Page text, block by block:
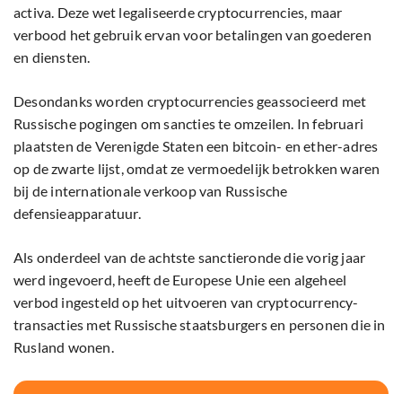
activa. Deze wet legaliseerde cryptocurrencies, maar
verbood het gebruik ervan voor betalingen van goederen
en diensten.
Desondanks worden cryptocurrencies geassocieerd met
Russische pogingen om sancties te omzeilen. In februari
plaatsten de Verenigde Staten een bitcoin- en ether-adres
op de zwarte lijst, omdat ze vermoedelijk betrokken waren
bij de internationale verkoop van Russische
defensieapparatuur.
Als onderdeel van de achtste sanctieronde die vorig jaar
werd ingevoerd, heeft de Europese Unie een algeheel
verbod ingesteld op het uitvoeren van cryptocurrency-
transacties met Russische staatsburgers en personen die in
Rusland wonen.